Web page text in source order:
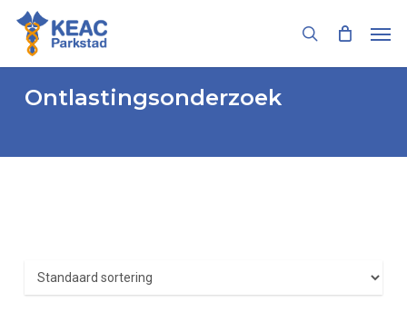
Skip
main
content
search
Ontlastingsonderzoek